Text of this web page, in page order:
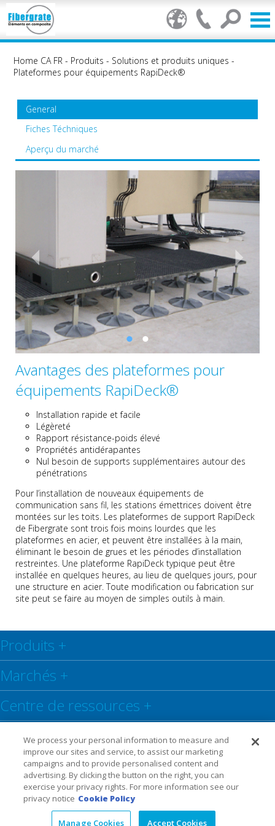
Home CA FR - Produits - Solutions et produits uniques -
Plateformes pour équipements RapiDeck®
General
Fiches Téchniques
Aperçu du marché
Avantages des plateformes pour
équipements RapiDeck®
Installation rapide et facile
Légèreté
Rapport résistance-poids élevé
Propriétés antidérapantes
Nul besoin de supports supplémentaires autour des
pénétrations
Pour l’installation de nouveaux équipements de
communication sans fil, les stations émettrices doivent être
montées sur les toits. Les plateformes de support RapiDeck
de Fibergrate sont trois fois moins lourdes que les
plateformes en acier, et peuvent être installées à la main,
éliminant le besoin de grues et les périodes d’installation
restreintes. Une plateforme RapiDeck typique peut être
installée en quelques heures, au lieu de quelques jours, pour
une structure en acier. Toute modification ou fabrication sur
site peut se faire au moyen de simples outils à main.
Produits +
Marchés +
Centre de ressources +
Social+
Legal Privacy Policy Warranty
We process your personal information to measure and
improve our sites and service, to assist our marketing
campaigns and to provide personalised content and
advertising. By clicking the button on the right, you can
exercise your privacy rights. For more information see our
privacy notice Cookie Policy
Manage Cookies Accept Cookies